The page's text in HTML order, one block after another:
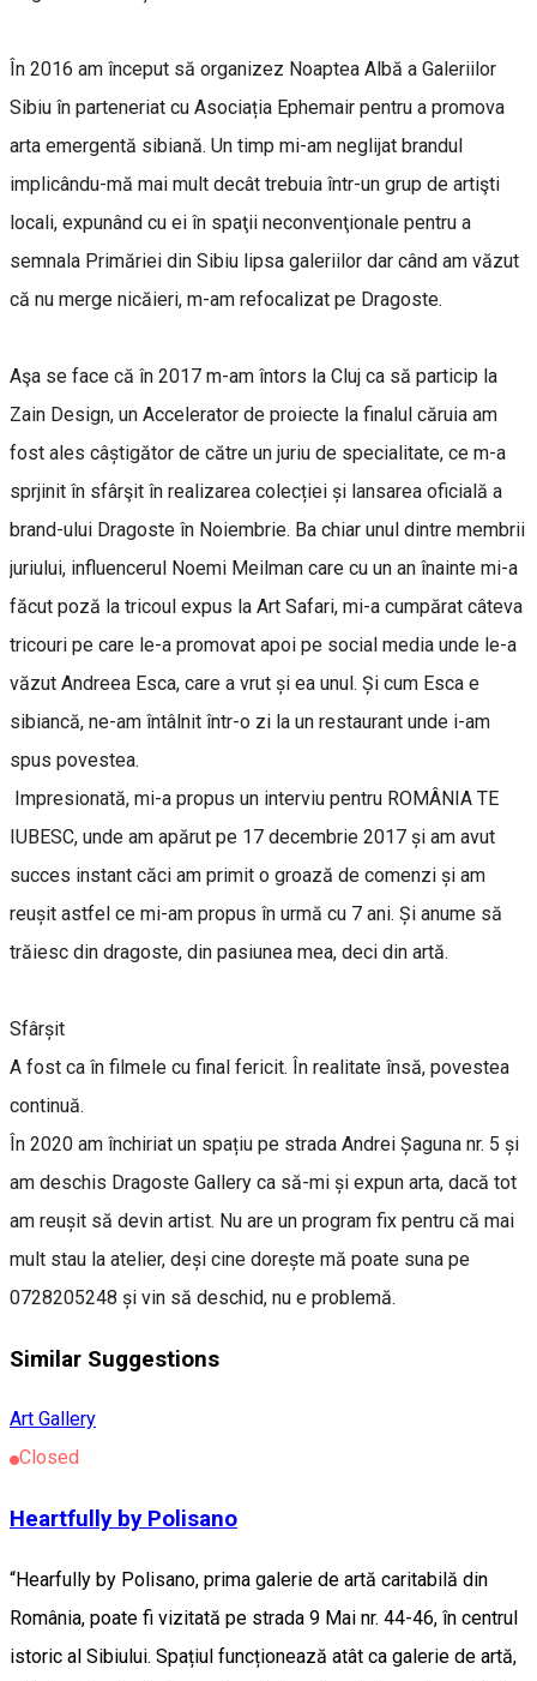
În 2016 am început să organizez Noaptea Albă a Galeriilor
Sibiu în parteneriat cu Asociația Ephemair pentru a promova
arta emergentă sibiană. Un timp mi-am neglijat brandul
implicându-mă mai mult decât trebuia într-un grup de artişti
locali, expunând cu ei în spaţii neconvenţionale pentru a
semnala Primăriei din Sibiu lipsa galeriilor dar când am văzut
că nu merge nicăieri, m-am refocalizat pe Dragoste.
Aşa se face că în 2017 m-am întors la Cluj ca să particip la
Zain Design, un Accelerator de proiecte la finalul căruia am
fost ales câștigător de către un juriu de specialitate, ce m-a
sprjinit în sfârşit în realizarea colecției și lansarea oficială a
brand-ului Dragoste în Noiembrie. Ba chiar unul dintre membrii
juriului, influencerul Noemi Meilman care cu un an înainte mi-a
făcut poză la tricoul expus la Art Safari, mi-a cumpărat câteva
tricouri pe care le-a promovat apoi pe social media unde le-a
văzut Andreea Esca, care a vrut și ea unul. Și cum Esca e
sibiancă, ne-am întâlnit într-o zi la un restaurant unde i-am
spus povestea.
Impresionată, mi-a propus un interviu pentru ROMÂNIA TE
IUBESC, unde am apărut pe 17 decembrie 2017 și am avut
succes instant căci am primit o groază de comenzi și am
reușit astfel ce mi-am propus în urmă cu 7 ani. Și anume să
trăiesc din dragoste, din pasiunea mea, deci din artă.
Sfârșit
A fost ca în filmele cu final fericit. În realitate însă, povestea
continuă.
În 2020 am închiriat un spațiu pe strada Andrei Șaguna nr. 5 și
am deschis Dragoste Gallery ca să-mi și expun arta, dacă tot
am reușit să devin artist. Nu are un program fix pentru că mai
mult stau la atelier, deși cine dorește mă poate suna pe
0728205248 și vin să deschid, nu e problemă.
Similar Suggestions
Art Gallery
Closed
Heartfully by Polisano
“Hearfully by Polisano, prima galerie de artă caritabilă din
România, poate fi vizitată pe strada 9 Mai nr. 44-46, în centrul
istoric al Sibiului. Spațiul funcționează atât ca galerie de artă,